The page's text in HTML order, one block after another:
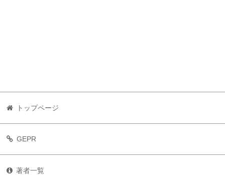
トップページ
GEPR
著者一覧